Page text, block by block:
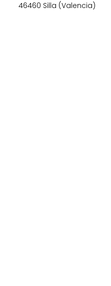
46460 Silla (Valencia)